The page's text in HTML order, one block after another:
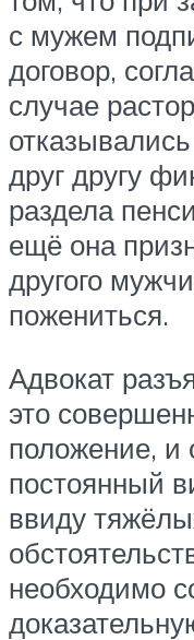
с мужем
договор,
случае
друг другу
раздела
ещё она
другого
пожениться.
Адвокат
это
положение, и
постоянный
ввиду
необходимо